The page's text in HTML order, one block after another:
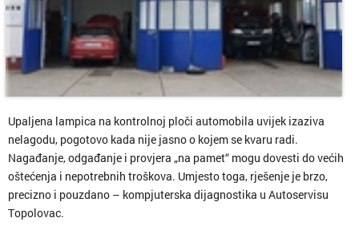
Upaljena lampica na kontrolnoj ploči automobila uvijek izaziva
nelagodu, pogotovo kada nije jasno o kojem se kvaru radi.
Nagađanje, odgađanje i provjera „na pamet“ mogu dovesti do većih
oštećenja i nepotrebnih troškova. Umjesto toga, rješenje je brzo,
precizno i pouzdano – kompjuterska dijagnostika u Autoservisu
Topolovac.